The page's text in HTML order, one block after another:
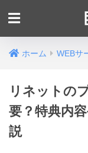
ホーム WEBサ
リネットの
要？特典内
説